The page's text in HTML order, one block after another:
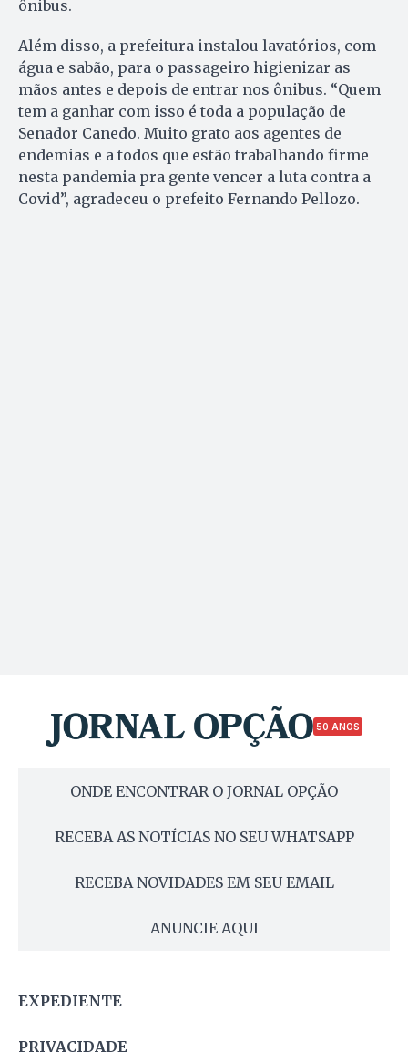
ônibus.
Além disso, a prefeitura instalou lavatórios, com
água e sabão, para o passageiro higienizar as
mãos antes e depois de entrar nos ônibus. “Quem
tem a ganhar com isso é toda a população de
Senador Canedo. Muito grato aos agentes de
endemias e a todos que estão trabalhando firme
nesta pandemia pra gente vencer a luta contra a
Covid”, agradeceu o prefeito Fernando Pellozo.
50 ANOS
ONDE ENCONTRAR O JORNAL OPÇÃO
RECEBA AS NOTÍCIAS NO SEU WHATSAPP
RECEBA NOVIDADES EM SEU EMAIL
ANUNCIE AQUI
EXPEDIENTE
PRIVACIDADE